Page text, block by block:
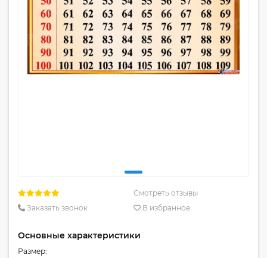
Смотреть отзывы
Заказать звонок
В избранное
Основные характеристики
Размер: